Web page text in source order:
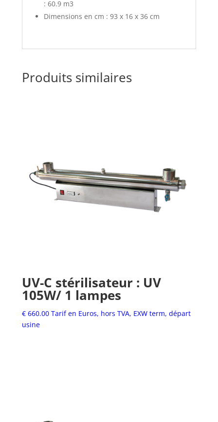
: 60.9 m3
Dimensions en cm : 93 x 16 x 36 cm
Produits similaires
UV-C stérilisateur : UV
105W/ 1 lampes
€660.00 Tarif en Euros, hors TVA, EXW term, départ
usine